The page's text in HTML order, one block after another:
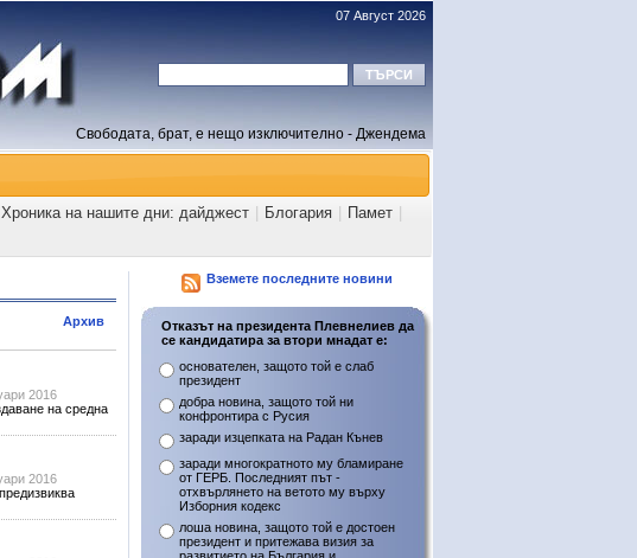
07 Август 2026
Свободата, брат, е нещо изключително - Джендема
Хроника на нашите дни: дайджест Блогария Памет
Архив
2016
на средна
2016
Вземете последните новини
Отказът на президента Плевнелиев да
се кандидатира за втори мнадат е:
основателен, защото той е слаб
президент
добра новина, защото той ни
конфронтира с Русия
заради изцепката на Радан Кънев
заради многократното му бламиране
от ГЕРБ. Последният път -
отхвърлянето на ветото му върху
Изборния кодекс
лоша новина, защото той е достоен
президент и притежава визия за